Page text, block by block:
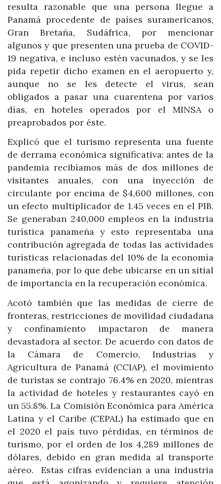
resulta razonable que una persona llegue a
Panamá procedente de países suramericanos,
Gran Bretaña, Sudáfrica, por mencionar
algunos y que presenten una prueba de COVID-
19 negativa, e incluso estén vacunados, y se les
pida repetir dicho examen en el aeropuerto y,
aunque no se les detecte el virus, sean
obligados a pasar una cuarentena por varios
días, en hoteles operados por el MINSA o
preaprobados por éste.
Explicó que el turismo representa una fuente
de derrama económica significativa: antes de la
pandemia recibíamos más de dos millones de
visitantes anuales, con una inyección de
circulante por encima de $4,600 millones, con
un efecto multiplicador de 1.45 veces en el PIB.
Se generaban 240,000 empleos en la industria
turística panameña y esto representaba una
contribución agregada de todas las actividades
turísticas relacionadas del 10% de la economía
panameña, por lo que debe ubicarse en un sitial
de importancia en la recuperación económica.
Acotó también que las medidas de cierre de
fronteras, restricciones de movilidad ciudadana
y confinamiento impactaron de manera
devastadora al sector. De acuerdo con datos de
la Cámara de Comercio, Industrias y
Agricultura de Panamá (CCIAP), el movimiento
de turistas se contrajo 76.4% en 2020, mientras
la actividad de hoteles y restaurantes cayó en
un 55.8%. La Comisión Económica para América
Latina y el Caribe (CEPAL) ha estimado que en
el 2020 el país tuvo pérdidas, en términos de
turismo, por el orden de los 4,289 millones de
dólares, debido en gran medida al transporte
aéreo. Estas cifras evidencian a una industria